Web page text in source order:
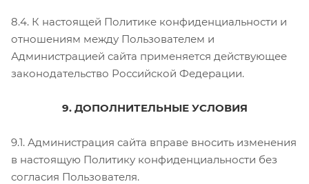
8.4. К настоящей Политике конфиденциальности и
отношениям между Пользователем и
Администрацией сайта применяется действующее
законодательство Российской Федерации.
9. ДОПОЛНИТЕЛЬНЫЕ УСЛОВИЯ
9.1. Администрация сайта вправе вносить изменения
в настоящую Политику конфиденциальности без
согласия Пользователя.